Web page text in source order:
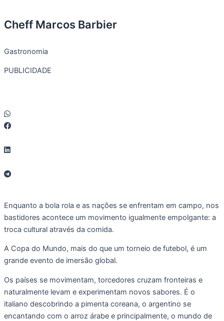
Cheff Marcos Barbier
Gastronomia
PUBLICIDADE
Enquanto a bola rola e as nações se enfrentam em campo, nos
bastidores acontece um movimento igualmente empolgante: a
troca cultural através da comida.
A Copa do Mundo, mais do que um torneio de futebol, é um
grande evento de imersão global.
Os países se movimentam, torcedores cruzam fronteiras e
naturalmente levam e experimentam novos sabores. É o
italiano descobrindo a pimenta coreana, o argentino se
encantando com o arroz árabe e principalmente, o mundo de